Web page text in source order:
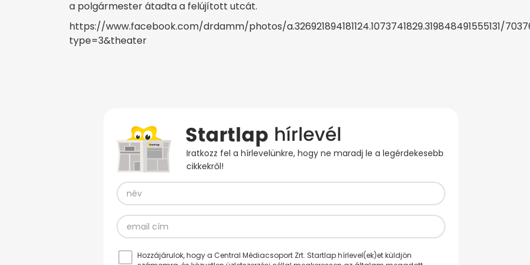
a polgármester átadta a felújított utcát.
https://www.facebook.com/drdamm/photos/a.326921894181124.1073741829.319848491555131/
type=3&theater
Iratkozz fel a hírlevelünkre, hogy ne maradj le a legérdekesebb
cikkekről!
Hozzájárulok, hogy a Central Médiacsoport Zrt. Startlap hírlevel(ek)et küldjön